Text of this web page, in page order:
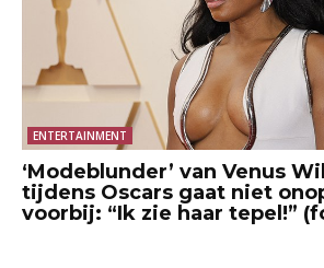
ENTERTAINMENT
‘Modeblunder’ van Venus
tijdens Oscars gaat niet
voorbij: “Ik zie haar tepel!”